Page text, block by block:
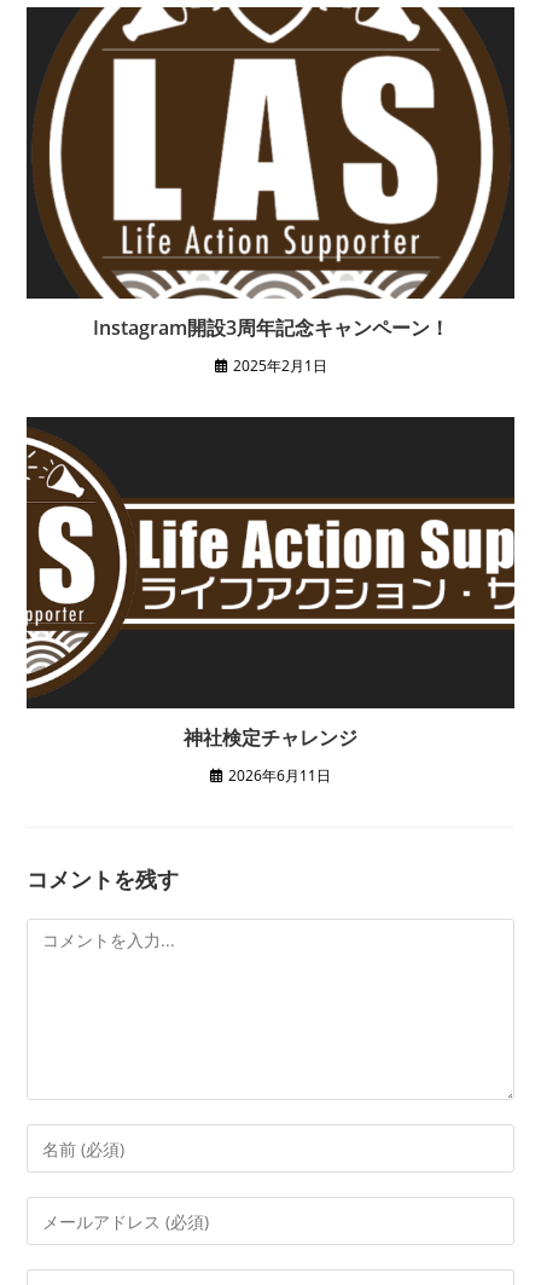
Instagram開設3周年記念キャンペーン！
2025年2月1日
神社検定チャレンジ
2026年6月11日
コメントを残す